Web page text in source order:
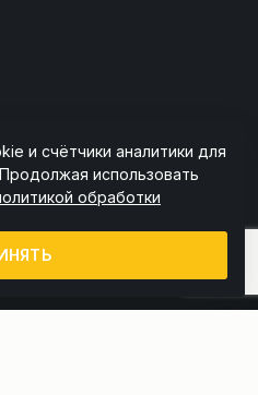
и счётчики аналитики для
использовать
обработки